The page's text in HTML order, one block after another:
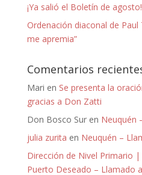
¡Ya salió el Boletín de agosto!
Ordenación diaconal de Paul
me apremia”
Comentarios
Mari en Se presenta la
gracias a Don Zatti
Don Bosco Suren Neuquén
julia zurita en Neuquén –
Dirección de Nivel Primario |
Puerto Deseado – Llamado